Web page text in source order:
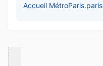
Accueil MétroParis.paris